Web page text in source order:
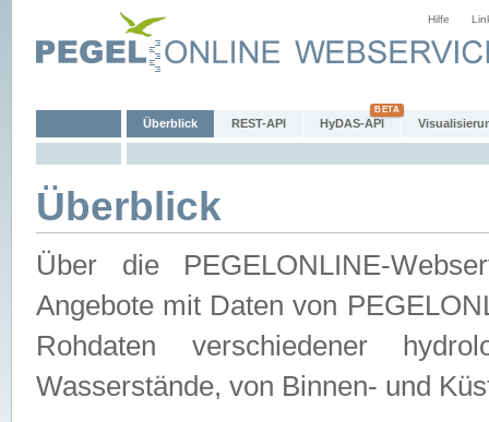
Hilfe
Überblick REST-API HyDAS-API
Überblick
Über die PEGELONLINE-
Angebote mit Daten von
Rohdaten verschiedener
Wasserstände, von Binnen- und